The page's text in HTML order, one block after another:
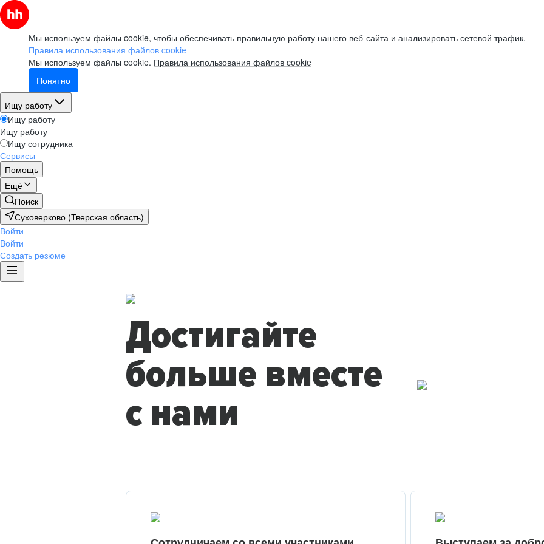
Мы используем файлы cookie, чтобы обеспечивать правильную работу нашего веб-сайта и анализировать сетевой трафик.
Правила использования файлов cookie
Мы используем файлы cookie. Правила использования файлов cookie
Понятно
Ищу работу
Ищу работу
Ищу работу
Ищу сотрудника
Сервисы
Помощь
Ещё
Поиск
Суховерково (Тверская область)
Войти
Войти
Создать резюме
Достигайте
больше вместе
с нами